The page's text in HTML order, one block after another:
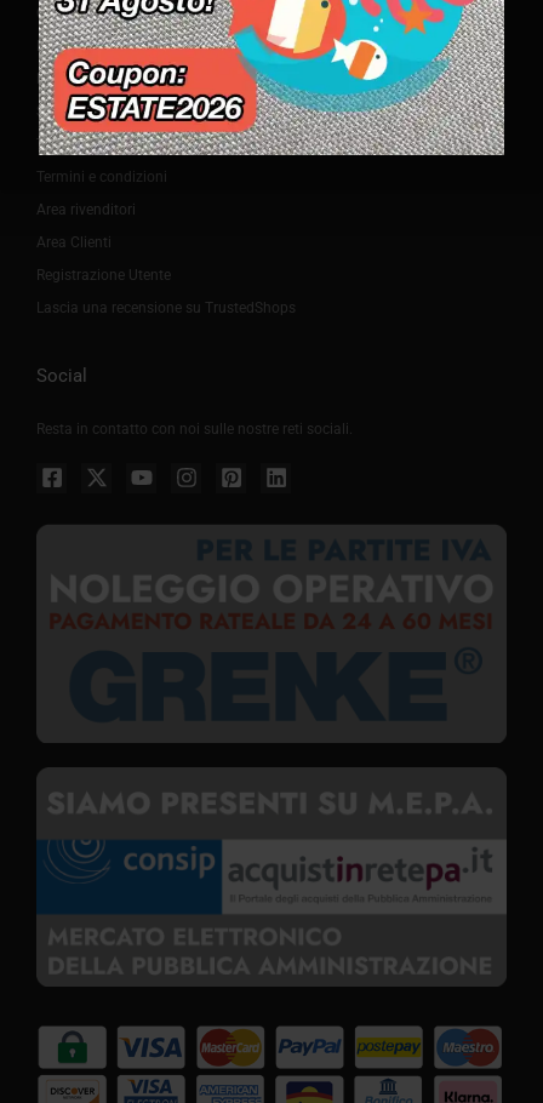
Ordini
Pagamenti
Rimborso e Cancellazione Ordine
Spedizioni
Trasporto e montaggio
Termini e condizioni
Area rivenditori
Area Clienti
Registrazione Utente
Lascia una recensione su TrustedShops
Social
Resta in contatto con noi sulle nostre reti sociali.